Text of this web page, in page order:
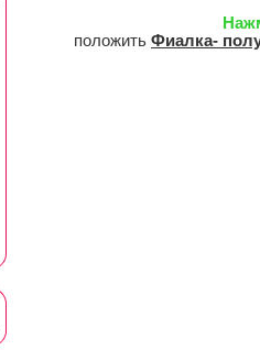
положить Фиалка-